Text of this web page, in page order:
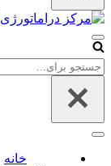
فهرست
ناوبری
جستجو
برای…
فهرست
خانه